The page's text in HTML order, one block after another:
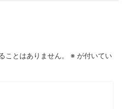
ことはありません。 ※ が付いてい